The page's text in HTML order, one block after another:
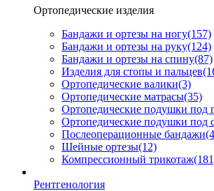
Ортопедические изделия
Бандажи и ортезы на ногу(157)
Бандажи и ортезы на руку(124)
Бандажи и ортезы на спину(87)
Изделия для стопы и пальцев
Ортопедические валики(3)
Ортопедические матрасы(35)
Ортопедические подушки под
Ортопедические подушки под
Послеоперационные бандажи
Шейные ортезы(12)
Компрессионный трикотаж
Рентгенология